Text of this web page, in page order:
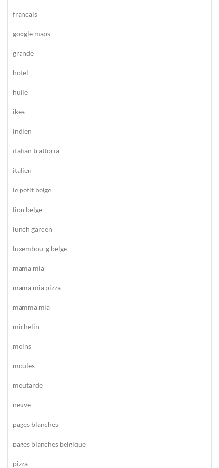
francais
google maps
grande
hotel
huile
ikea
indien
italian trattoria
italien
le petit belge
lion belge
lunch garden
luxembourg belge
mama mia
mama mia pizza
mamma mia
michelin
moins
moules
moutarde
neuve
pages blanches
pages blanches belgique
pizza